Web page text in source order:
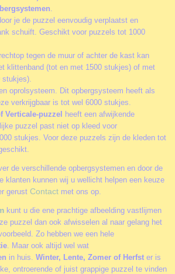
.
je de puzzel eenvoudig verplaatst en
schuift. Geschikt voor puzzels tot 1000
tegen de muur of achter de kast kan
klittenband (tot en met 1500 stukjes) of met
stukjes).
oprolsysteem. Dit opbergsysteem heeft als
verkrijgbaar is tot wel 6000 stukjes.
Verticale-puzzel
heeft een afwijkende
puzzel past niet op kleed voor
stukjes. Voor deze puzzels zijn de kleden tot
de verschillende opbergsystemen en door de
klanten kunnen wij u wellicht helpen een keuze
gerust Contact met ons op.
kunt u die ene prachtige afbeelding vastlijmen
puzzel dan ook afwisselen al naar gelang het
Zo hebben we een hele
. Maar ook altijd wel wat
in huis. Winter, Lente, Zomer of Herfst er is
ontroerende of juist grappige puzzel te vinden